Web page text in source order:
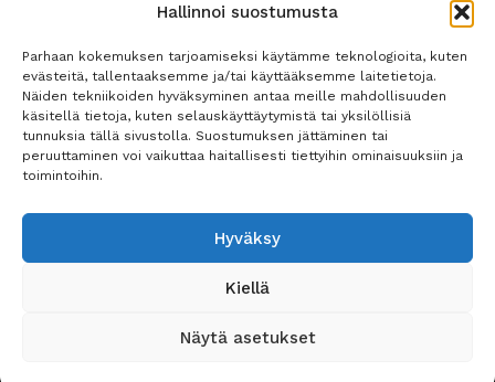
Hallinnoi suostumusta
Parhaan kokemuksen tarjoamiseksi käytämme teknologioita, kuten
evästeitä, tallentaaksemme ja/tai käyttääksemme laitetietoja.
Näiden tekniikoiden hyväksyminen antaa meille mahdollisuuden
käsitellä tietoja, kuten selauskäyttäytymistä tai yksilöllisiä
tunnuksia tällä sivustolla. Suostumuksen jättäminen tai
peruuttaminen voi vaikuttaa haitallisesti tiettyihin ominaisuuksiin ja
toimintoihin.
Hyväksy
Kiellä
Näytä asetukset
Y-tunnus: 2535767-1
050 487 3265
Palvelut
Ohjelmistotestaus
Testauksen johtaminen ja suunnittelu